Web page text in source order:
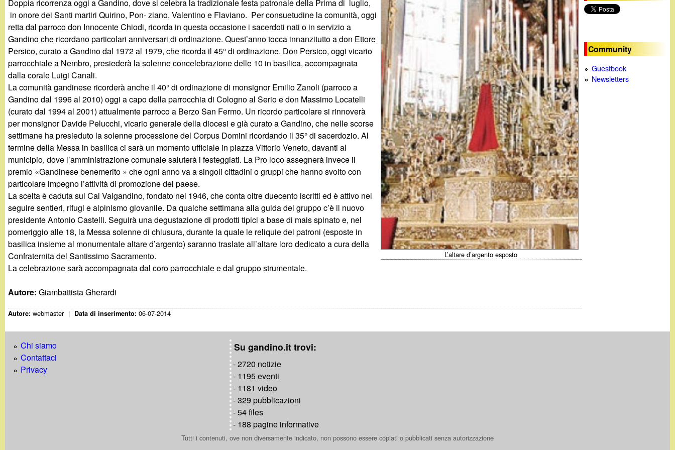
g
a
n
d
i
n
o
.
i
t
c
a
L’altare d’argento esposto
Doppia ricorrenza oggi a Gandino, dove si celebra la tradizionale festa patronale della Prima di luglio,
in onore dei Santi martiri Quirino, Pon- ziano, Valentino e Flaviano. Per consuetudine la comunità, oggi
retta dal parroco don Innocente Chiodi, ricorda in questa occasione i sacerdoti nati o in servizio a
Gandino che ricordano particolari anniversari di ordinazione. Quest’anno tocca innanzitutto a don Ettore
Persico, curato a Gandino dal 1972 al 1979, che ricorda il 45° di ordinazione. Don Persico, oggi vicario
parrocchiale a Nembro, presiederà la solenne concelebrazione delle 10 in basilica, accompagnata
dalla corale Luigi Canali.
La comunità gandinese ricorderà anche il 40° di ordinazione di monsignor Emilio Zanoli (parroco a
Gandino dal 1996 al 2010) oggi a capo della parrocchia di Cologno al Serio e don Massimo Locatelli
(curato dal 1994 al 2001) attualmente parroco a Berzo San Fermo. Un ricordo particolare si rinnoverà
per monsignor Davide Pelucchi, vicario generale della diocesi e già curato a Gandino, che nelle scorse
settimane ha presieduto la solenne processione del Corpus Domini ricordando il 35° di sacerdozio. Al
termine della Messa in basilica ci sarà un momento ufficiale in piazza Vittorio Veneto, davanti al
municipio, dove l’amministrazione comunale saluterà i festeggiati. La Pro loco assegnerà invece il
premio «Gandinese benemerito » che ogni anno va a singoli cittadini o gruppi che hanno svolto con
particolare impegno l’attività di promozione del paese.
La scelta è caduta sul Cai Valgandino, fondato nel 1946, che conta oltre duecento iscritti ed è attivo nel
seguire sentieri, rifugi e alpinismo giovanile. Da qualche settimana alla guida del gruppo c’è il nuovo
presidente Antonio Castelli. Seguirà una degustazione di prodotti tipici a base di mais spinato e, nel
pomeriggio alle 18, la Messa solenne di chiusura, durante la quale le reliquie dei patroni (esposte in
basilica insieme al monumentale altare d’argento) saranno traslate all’altare loro dedicato a cura della
Confraternita del Santissimo Sacramento.
La celebrazione sarà accompagnata dal coro parrocchiale e dal gruppo strumentale.
Autore:Giambattista Gherardi
Autore:webmaster | Data di inserimento:06-07-2014
Community
Guestbook
Newsletters
Chi siamo
Contattaci
Privacy
Su gandino.it trovi:
- 2720 notizie
- 1195 eventi
- 1181 video
- 329 pubblicazioni
- 54 files
- 188 pagine informative
Tutti i contenuti, ove non diversamente indicato, non possono essere copiati o pubblicati senza autorizzazione